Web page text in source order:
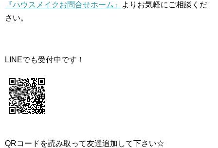
『ハウスメイクお問合せホーム』
よりお気軽にご相談くだ
さい。
LINEでも受付中です！
QRコードを読み取って友達追加して下さい☆